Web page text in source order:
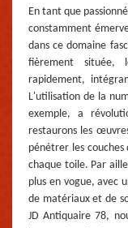
En tant que
constamment
dans ce domaine
fièrement située,
rapidement,
L'utilisation de la
exemple, a
restaurons les
pénétrer les
chaque toile. Par
plus en vogue, avec
de matériaux et de
JD Antiquaire 78,